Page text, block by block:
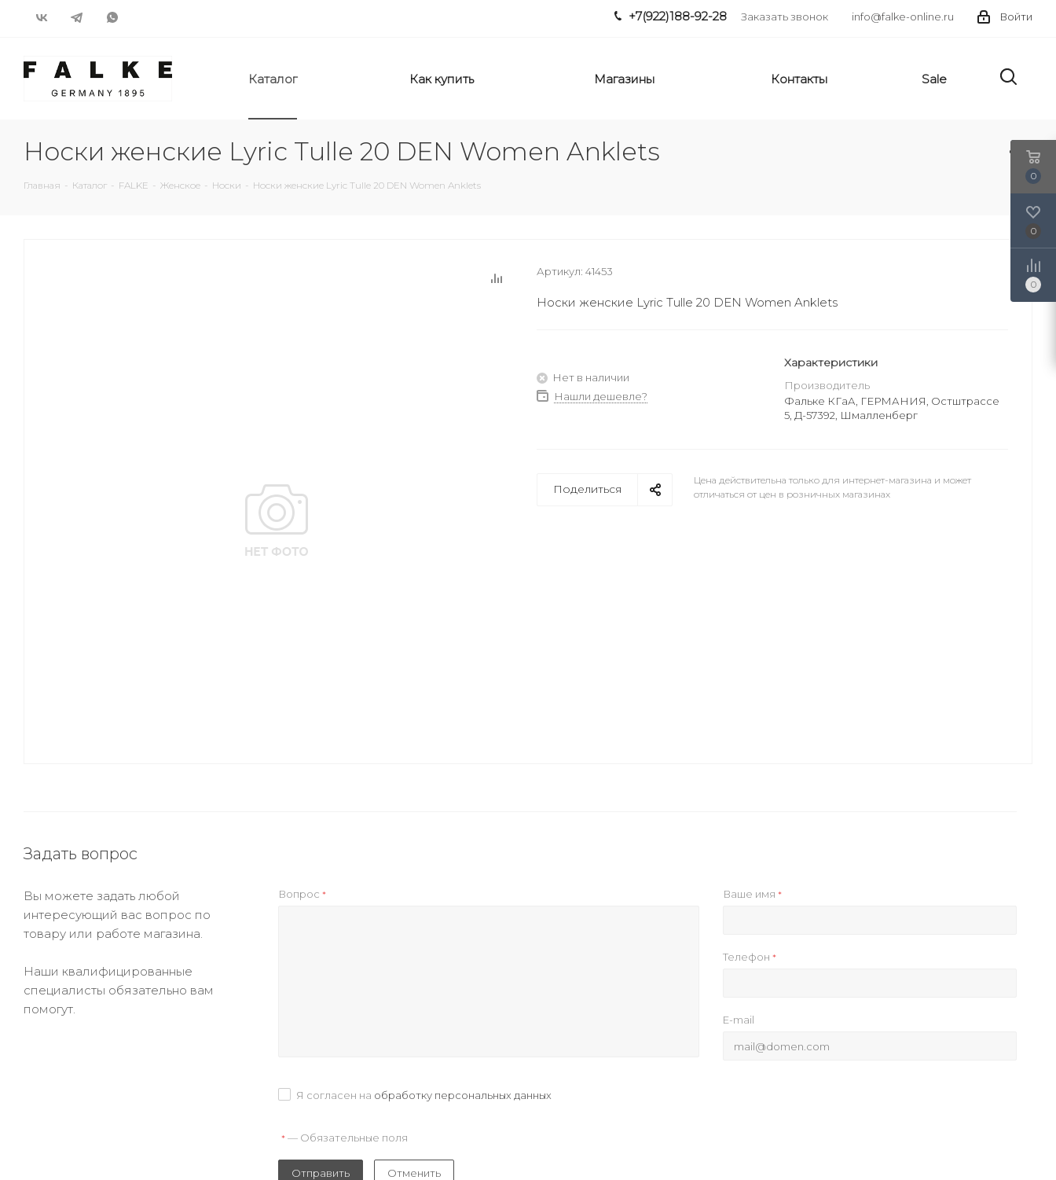
Войти
info@falke-online.ru
+7(922)188-92-28 Заказать звонок
Каталог Как купить Магазины Контакты Sale
Носки женские Lyric Tulle 20 DEN Women Anklets
Главная - Каталог - FALKE - Женское - Носки - Носки женские Lyric Tulle 20 DEN Women Anklets
Артикул: 41453
Носки женские Lyric Tulle 20 DEN Women Anklets
Нет в наличии
Нашли дешевле?
Характеристики
Производитель
Фальке КГаА, ГЕРМАНИЯ, Остштрассе
5, Д-57392, Шмалленберг
Поделиться
Цена действительна только для интернет-магазина и может
отличаться от цен в розничных магазинах
Задать вопрос
Вы можете задать любой
интересующий вас вопрос по
товару или работе магазина.
Наши квалифицированные
специалисты обязательно вам
помогут.
Вопрос * Ваше имя *
Телефон *
E-mail
Я согласен на обработку персональных данных
*— Обязательные поля
Отправить Отменить
0
0
0